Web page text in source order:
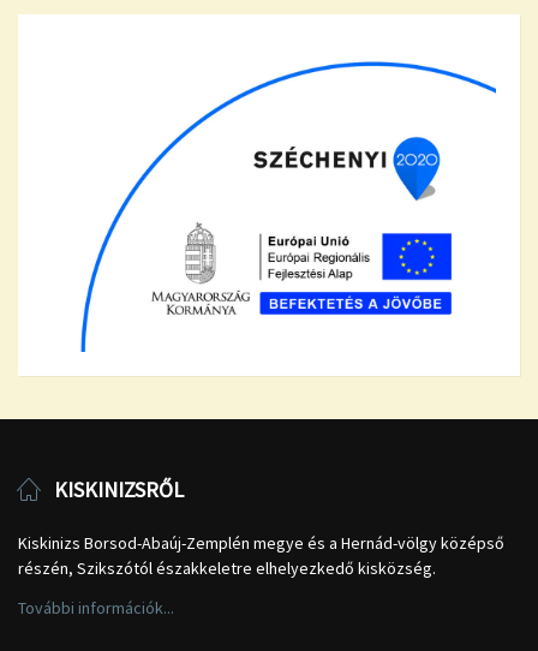
KISKINIZSRŐL
Kiskinizs Borsod-Abaúj-Zemplén megye és a Hernád-völgy középső
részén, Szikszótól északkeletre elhelyezkedő kisközség.
További információk...